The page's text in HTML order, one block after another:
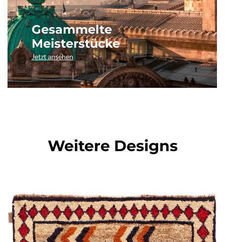
Gesammelte
Meisterstücke
Jetzt ansehen
Weitere Designs